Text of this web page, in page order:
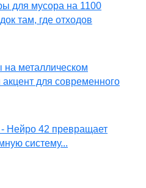
для мусора на 1100
там, где отходов
на металлическом
акцент для современного
Нейро 42 превращает
систему...